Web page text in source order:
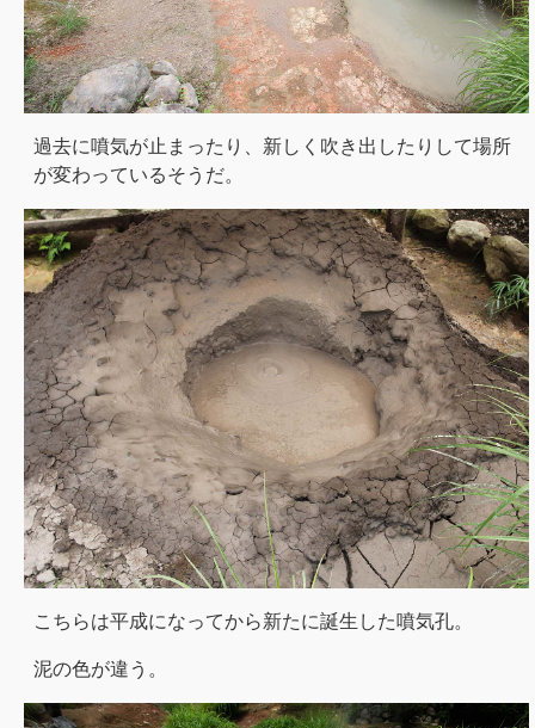
過去に噴気が止まったり、新しく吹き出したりして場所
が変わっているそうだ。
こちらは平成になってから新たに誕生した噴気孔。
泥の色が違う。